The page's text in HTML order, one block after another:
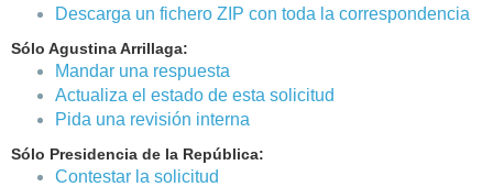
Descarga un fichero ZIP con toda la correspondencia
Sólo Agustina Arrillaga:
Mandar una respuesta
Actualiza el estado de esta solicitud
Pida una revisión interna
Sólo Presidencia de la República:
Contestar la solicitud